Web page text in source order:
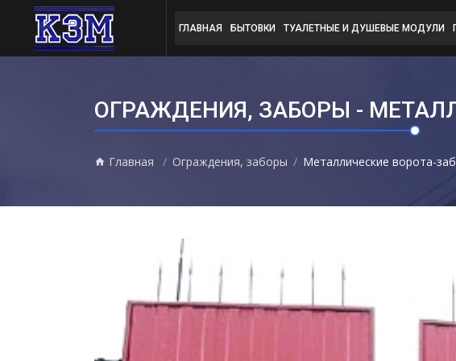
ГЛАВНАЯ БЫТОВКИ ТУАЛЕТНЫЕ И ДУШЕВЫЕ МОДУЛИ
ОГРАЖДЕНИЯ, ЗАБОРЫ -
Главная Ограждения, заборы Металлические ворота-